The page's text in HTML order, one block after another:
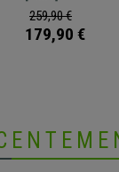
perfeita para o seu
259,90 €
179,90 €